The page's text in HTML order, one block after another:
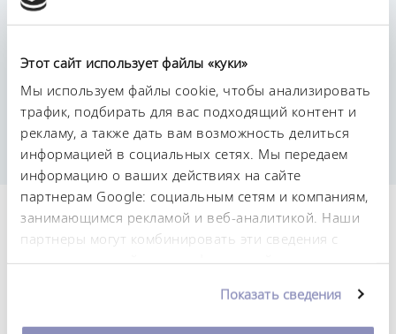
Этот сайт использует файлы «куки»
Мы используем файлы cookie, чтобы анализировать
трафик, подбирать для вас подходящий контент и
рекламу, а также дать вам возможность делиться
информацией в социальных сетях. Мы передаем
информацию о ваших действиях на сайте
партнерам Google: социальным сетям и компаниям,
занимающимся рекламой и веб-аналитикой. Наши
партнеры могут комбинировать эти сведения с
предоставленной вами информацией, а также
использовании вами их сервисов. Вы можете
изменить или отозвать свое согласие в любое
Показать сведения
Постоянство температурного режима
0,01 ± K
Технические
характеристики (согл.